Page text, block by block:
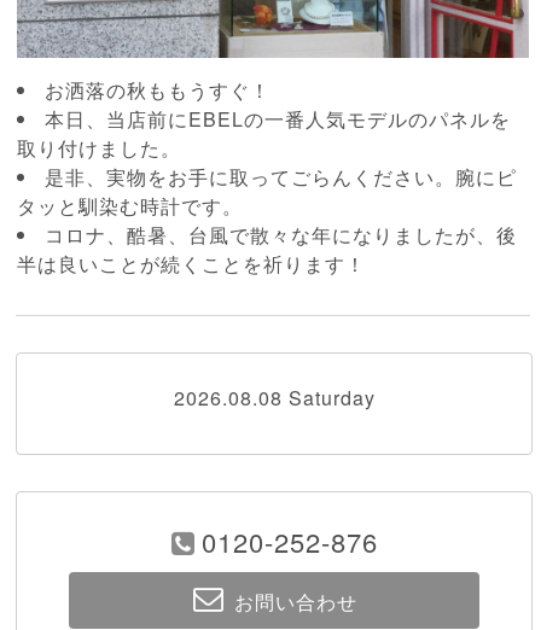
お洒落の秋ももうすぐ！
本日、当店前にEBELの一番人気モデルのパネルを
取り付けました。
是非、実物をお手に取ってごらんください。腕にピ
タッと馴染む時計です。
コロナ、酷暑、台風で散々な年になりましたが、後
半は良いことが続くことを祈ります！
2026.08.08 Saturday
0120-252-876
お問い合わせ